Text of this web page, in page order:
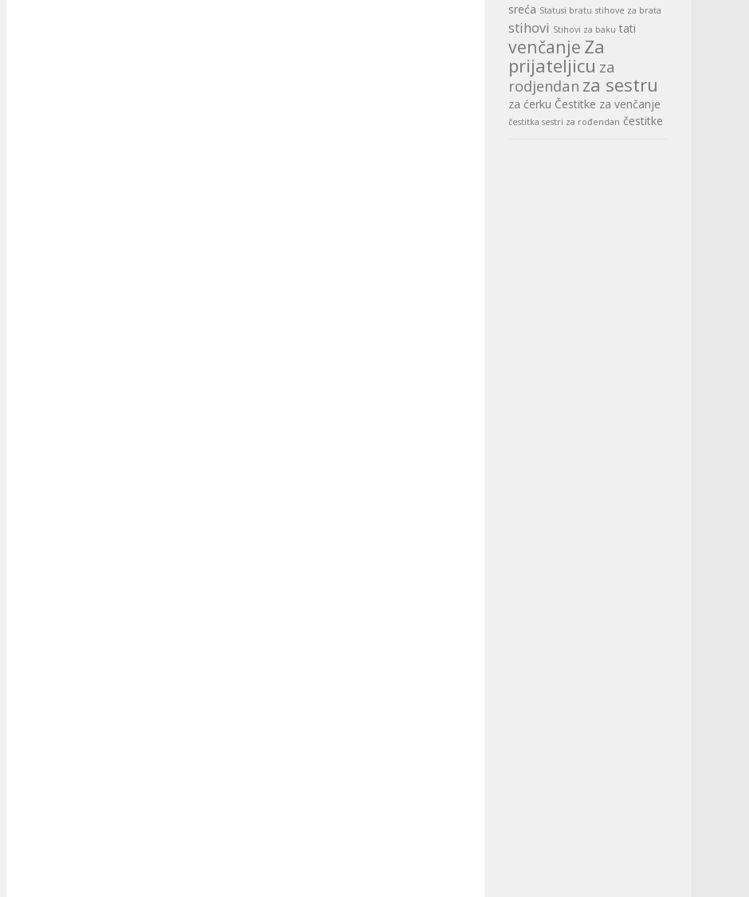
sreća Statusi bratu stihove za brata
stihovi Stihovi za baku tati
venčanje Za
prijateljicu za
rodjendan za sestru
za ćerku Čestitke za venčanje
čestitka sestri za rođendan čestitke